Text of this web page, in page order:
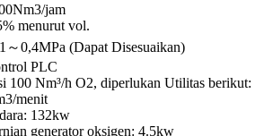
jam
menurut vol.
～0,4MPa (Dapat Disesuaikan)
PLC
100 Nm³/h O2, diperlukan Utilitas berikut:
menit
132kw
generator oksigen: 4.5kw